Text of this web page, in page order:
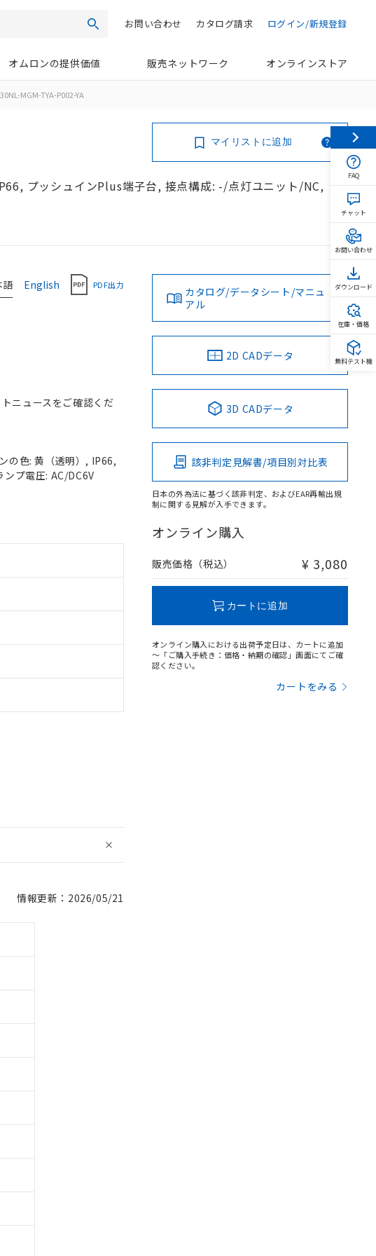
検索 ログイン/新規登録
カタログ請求
お問い合わせ
オムロンの提供価値 販売ネットワーク オンラインストア
MGM-TYA-P002-YA
プッシュインPlus端子台, 接点構成: -/点灯ユニット/NC,
マイリストに追加
語 English PDF出力
ニュースをご確認くだ
の色: 黄（透明）, IP66,
プ電圧: AC/DC6V
情報更新：2026/05/21
カタログ/データシート/マニュ
アル
2D CADデータ
3D CADデータ
該非判定見解書/項目別対比表
日本の外為法に基づく該非判定、およびEAR再輸出規
制に関する見解が入手できます。
オンライン購入
販売価格（税込） ¥ 3,080
カートに追加
オンライン購入における出荷予定日は、カートに追加
～「ご購入手続き：価格・納期の確認」画面にてご確
認ください。
カートをみる
FAQ
チャット
お問い合わせ
ダウンロード
在庫・価格
無料テスト機